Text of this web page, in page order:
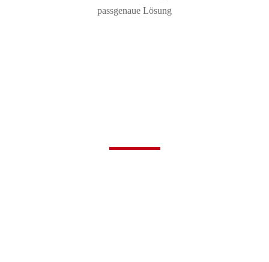
passgenaue Lösung